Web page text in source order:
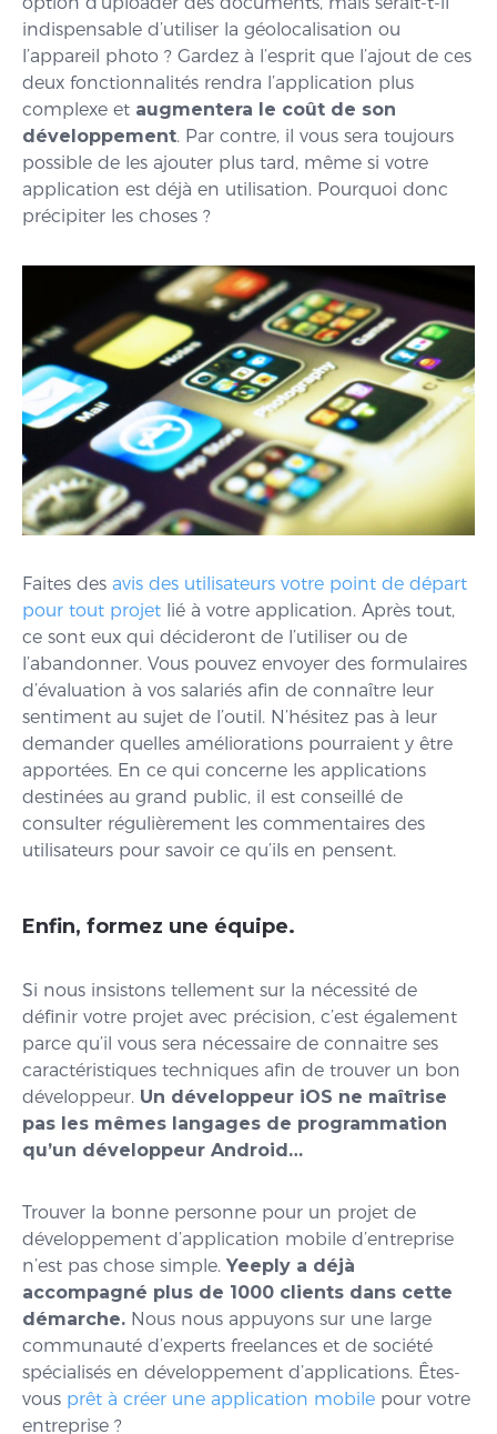
indispensable d’utiliser la géolocalisation ou
l’appareil photo ? Gardez à l’esprit que l’ajout de ces
deux fonctionnalités rendra l’application plus
complexe et augmentera le coût de son
développement. Par contre, il vous sera toujours
possible de les ajouter plus tard, même si votre
application est déjà en utilisation. Pourquoi donc
précipiter les choses ?
Faites des avis des utilisateurs votre point de départ
pour tout projet lié à votre application. Après tout,
ce sont eux qui décideront de l’utiliser ou de
l’abandonner. Vous pouvez envoyer des formulaires
d’évaluation à vos salariés afin de connaître leur
sentiment au sujet de l’outil. N’hésitez pas à leur
demander quelles améliorations pourraient y être
apportées. En ce qui concerne les applications
destinées au grand public, il est conseillé de
consulter régulièrement les commentaires des
utilisateurs pour savoir ce qu’ils en pensent.
Enfin, formez une équipe.
Si nous insistons tellement sur la nécessité de
définir votre projet avec précision, c’est également
parce qu’il vous sera nécessaire de connaitre ses
caractéristiques techniques afin de trouver un bon
développeur. Un développeur iOS ne maîtrise
pas les mêmes langages de programmation
qu’un développeur Android…
Trouver la bonne personne pour un projet de
développement d’application mobile d’entreprise
n’est pas chose simple. Yeeply a déjà
accompagné plus de 1000 clients dans cette
démarche. Nous nous appuyons sur une large
communauté d’experts freelances et de société
spécialisés en développement d’applications. Êtes-
vous prêt à créer une application mobile pour votre
entreprise ?